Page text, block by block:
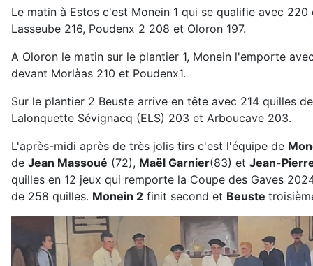
Le matin à Estos c'est Monein 1 qui se qualifie avec 220
Lasseube 216, Poudenx 2 208 et Oloron 197.
A Oloron le matin sur le plantier 1, Monein l'emporte
devant Morlàas 210 et Poudenx1.
Sur le plantier 2 Beuste arrive en tête avec 214 quilles
Lalonquette Sévignacq (ELS) 203 et Arboucave 203.
L'après-midi après de très jolis tirs c'est l'équipe de
de Jean Massoué (72), Maël Garnier(83) et Jean-
quilles en 12 jeux qui remporte la Coupe des Gaves
de 258 quilles. Monein 2 finit second et Beuste